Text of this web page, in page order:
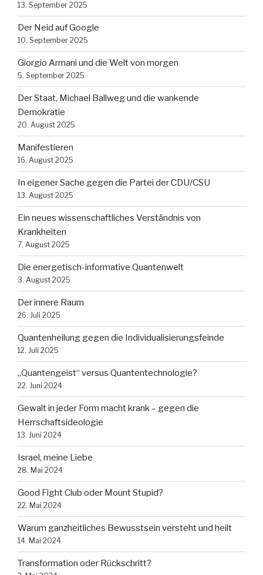
13. September 2025
Der Neid auf Google
10. September 2025
Giorgio Armani und die Welt von morgen
5. September 2025
Der Staat, Michael Ballweg und die wankende
Demokratie
20. August 2025
Manifestieren
16. August 2025
In eigener Sache gegen die Partei der CDU/CSU
13. August 2025
Ein neues wissenschaftliches Verständnis von
Krankheiten
7. August 2025
Die energetisch-informative Quantenwelt
3. August 2025
Der innere Raum
26. Juli 2025
Quantenheilung gegen die Individualisierungsfeinde
12. Juli 2025
„Quantengeist“ versus Quantentechnologie?
22. Juni 2024
Gewalt in jeder Form macht krank – gegen die
Herrschaftsideologie
13. Juni 2024
Israel, meine Liebe
28. Mai 2024
Good Fight Club oder Mount Stupid?
22. Mai 2024
Warum ganzheitliches Bewusstsein versteht und heilt
14. Mai 2024
Transformation oder Rückschritt?